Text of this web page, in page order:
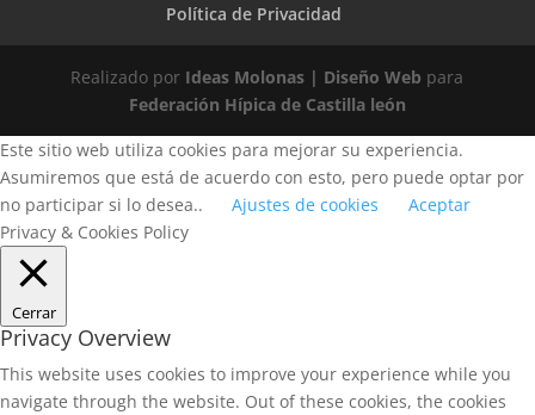
Política de Privacidad
Realizado por Ideas Molonas | Diseño Web para
Federación Hípica de Castilla león
Este sitio web utiliza cookies para mejorar su experiencia.
Asumiremos que está de acuerdo con esto, pero puede optar por
no participar si lo desea..
Ajustes de cookies
Aceptar
Privacy & Cookies Policy
Cerrar
Privacy Overview
This website uses cookies to improve your experience while you
navigate through the website. Out of these cookies, the cookies